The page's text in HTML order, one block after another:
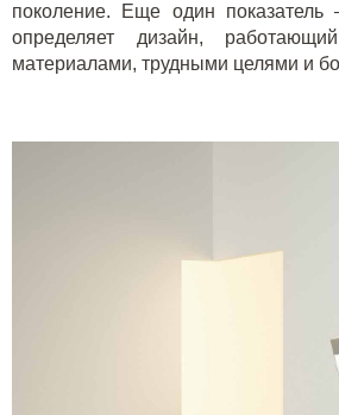
поколение. Еще один показатель
определяет дизайн,
материалами, трудными целями и